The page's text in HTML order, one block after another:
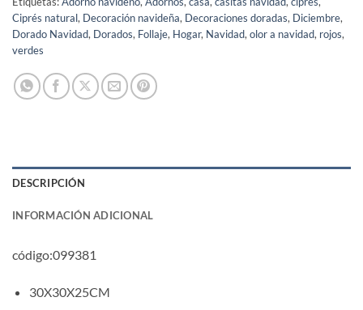
Ciprés natural, Decoración navideña, Decoraciones doradas, Diciembre,
Dorado Navidad, Dorados, Follaje, Hogar, Navidad, olor a navidad, rojos,
verdes
DESCRIPCIÓN
INFORMACIÓN ADICIONAL
código:099381
30X30X25CM